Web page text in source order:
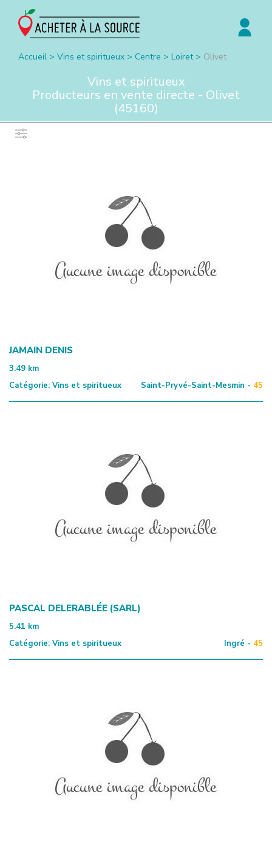
Accueil > Vins et spiritueux > Centre > Loiret> Olivet
Vins et spiritueux
Producteurs en vente directe - Olivet
(45160)
JAMAIN DENIS
3.49 km
Catégorie: Vins et spiritueux Saint-Pryvé-Saint-Mesmin - 45
PASCAL DELERABLÉE (SARL)
5.41 km
Catégorie: Vins et spiritueux Ingré - 45